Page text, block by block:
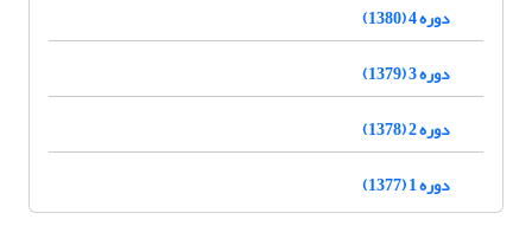
دوره 4 (1380)
دوره 3 (1379)
دوره 2 (1378)
دوره 1 (1377)